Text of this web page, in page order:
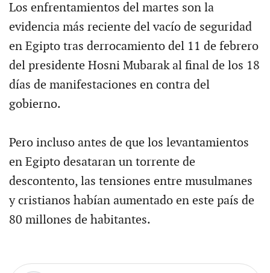
Los enfrentamientos del martes son la
evidencia más reciente del vacío de seguridad
en Egipto tras derrocamiento del 11 de febrero
del presidente Hosni Mubarak al final de los 18
días de manifestaciones en contra del
gobierno.
Pero incluso antes de que los levantamientos
en Egipto desataran un torrente de
descontento, las tensiones entre musulmanes
y cristianos habían aumentado en este país de
80 millones de habitantes.